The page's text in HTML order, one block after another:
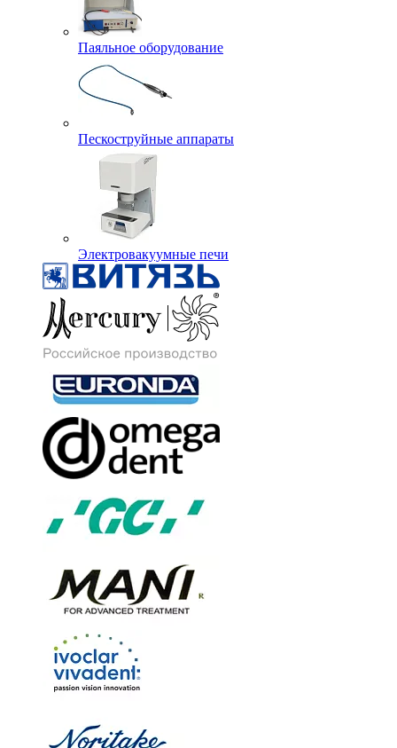
Паяльное оборудование
Пескоструйные аппараты
Электровакуумные печи